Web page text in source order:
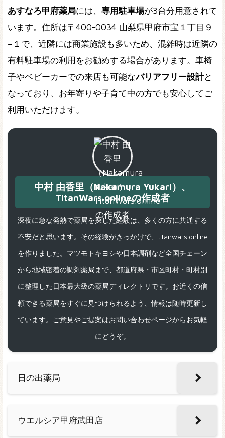
あすなろ甲府薬局には、 専用駐車場が3台分用意されて
います。住所は〒400-0034 山梨県甲府市宝１丁目９
−１ で、近隣には商業施設も多いため、混雑時は近隣の
有料駐車場の利用をお勧めする場合があります。車椅
子やベビーカーでの来店も可能なバリアフリー設計と
なっており、お年寄りや子育て中の方でも安心してご
利用いただけます。
中村 由香里（Nakamura Yukari）、
TitanWars.onlineの作成者
深夜に急な発熱で薬局を探した経験は、多くの方に共通する
不安だと思います。その経験がきっかけで、titanwars.online
を作りました。マツモトキヨシや日本調剤など全国チェーン
から地域密着の調剤薬局まで、都道府県・市区町村・町村別
に整理した日本最大級の薬局ディレクトリです。お近くの信
頼できる薬局をすぐに見つけられるよう、情報は随時更新し
ています。ご意見やご提案はお問い合わせページからお気軽
にどうぞ。
日の出薬局
ウエルシア甲府武田店